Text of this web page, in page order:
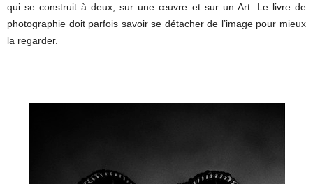
qui se construit à deux, sur une œuvre et sur un Art. Le livre de
photographie doit parfois savoir se détacher de l’image pour mieux
la regarder.